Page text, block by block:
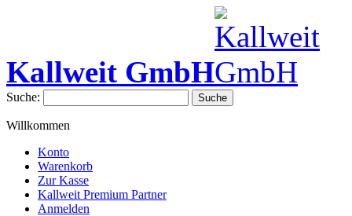
Kallweit GmbH
Suche: Suche
Willkommen
Konto
Warenkorb
Zur Kasse
Kallweit Premium Partner
Anmelden